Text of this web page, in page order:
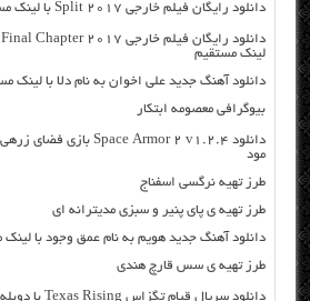
دانلود رایگان فیلم خارجی Split 2017 با لینک مستقیم
لینک مستقیم
دانلود آهنگ جدید علی اخوان به نام دلا با لینک
بیوگرافی معصومه ابتکار
مود
طرز تهیه نرگسی اسفناج
طرز تهیه ی پای پنیر و سبزی مدیترانه ای
دانلود آهنگ جدید هویم به نام عمق وجود با
طرز تهیه ی سس قارچ هندی
دانلود سریال قیام تگزاس Texas Rising با دوبله فارسی